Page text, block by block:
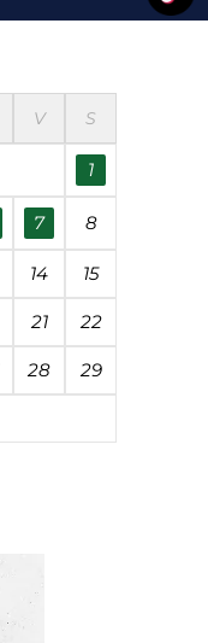
V S
1
7 8
14 15
21 22
28 29